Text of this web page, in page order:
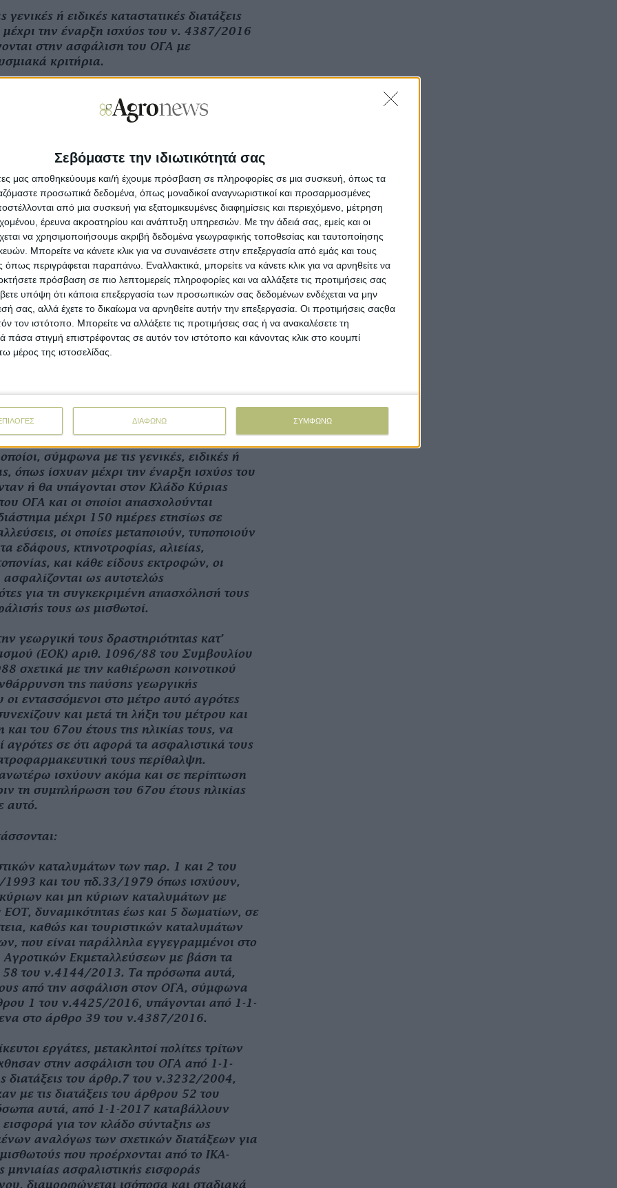
Σεβόμαστε την ιδιωτικότητά σας
μας αποθηκεύουμε και/ή έχουμε πρόσβαση σε πληροφορίες σε μια συσκευή, όπως τα
προσωπικά δεδομένα, όπως μοναδικοί αναγνωριστικοί και προσαρμοσμένες
από μια συσκευή για εξατομικευμένες διαφημίσεις και περιεχόμενο, μέτρηση
έρευνα ακροατηρίου και ανάπτυξη υπηρεσιών. Με την άδειά σας, εμείς και οι
να χρησιμοποιήσουμε ακριβή δεδομένα γεωγραφικής τοποθεσίας και ταυτοποίησης
Μπορείτε να κάνετε κλικ για να συναινέσετε στην επεξεργασία από εμάς και τους
περιγράφεται παραπάνω. Εναλλακτικά, μπορείτε να κάνετε κλικ για να αρνηθείτε να
πρόσβαση σε πιο λεπτομερείς πληροφορίες και να αλλάξετε τις προτιμήσεις σας
υπόψη ότι κάποια επεξεργασία των προσωπικών σας δεδομένων ενδέχεται να μην
σας, αλλά έχετε το δικαίωμα να αρνηθείτε αυτήν την επεξεργασία. Οι προτιμήσεις σαςθα
τον ιστότοπο. Μπορείτε να αλλάξετε τις προτιμήσεις σας ή να ανακαλέσετε τη
στιγμή επιστρέφοντας σε αυτόν τον ιστότοπο και κάνοντας κλικ στο κουμπί
μέρος της ιστοσελίδας.
ΔΙΑΦΩΝΩ ΣΥΜΦΩΝΩ
ή ειδικές καταστατικές διατάξεις
την έναρξη ισχύος του ν. 4387/2016
στην ασφάλιση του ΟΓΑ με
κριτήρια.
τουλάχιστον για μια 5ετία αγρότες,
Μητρώο Αγροτών, καθώς και τα φυσικά
σε επιδοτούμενα προγράμματα
νέων γεωργών, που εγκαθιστούν
συνολικής ισχύος μέχρι 100kw.
αγροτική οικονομία, πρώην
που έχουν ενταχθεί στα επενδυτικά
ανάπτυξη, όπως αυτά του
αγροβιοτεχνίας, στο πλαίσιο κανονισμών
για τον σκοπό αυτό.
αγρότες και αγρότισσες που είναι
Συνεταιρισμών καθώς και οι
σε παραγωγούς αγροτικών
σε λαϊκές αγορές.
τέκνα οικογένειας, σε περίπτωση
εκμετάλλευσης. Επίσης, τα μέλη
αλιευτικού σκάφους.
σε αγροτικές εργασίες, οποίοι
προαιρετικά στην ασφάλιση.
σύμφωνα με τις γενικές, ειδικές ή
όπως ίσχυαν μέχρι την έναρξη ισχύος του
ή θα υπάγονται στον Κλάδο Κύριας
ΟΓΑ και οι οποίοι απασχολούνται
μέχρι 150 ημέρες ετησίως σε
οι οποίες μεταποιούν, τυποποιούν
εδάφους, κτηνοτροφίας, αλιείας,
και κάθε είδους εκτροφών, οι
ασφαλίζονται ως αυτοτελώς
για τη συγκεκριμένη απασχόλησή τους
τους ως μισθωτοί.
γεωργική τους δραστηριότητας κατ’
(ΕΟΚ) αριθ. 1096/88 του Συμβουλίου
σχετικά με την καθιέρωση κοινοτικού
της παύσης γεωργικής
οι εντασσόμενοι στο μέτρο αυτό αγρότες
και μετά τη λήξη του μέτρου και
του 67ου έτους της ηλικίας τους, να
αγρότες σε ότι αφορά τα ασφαλιστικά τους
τους περίθαλψη.
ανωτέρω ισχύουν ακόμα και σε περίπτωση
τη συμπλήρωση του 67ου έτους ηλικίας
αυτό.
καταλυμάτων των παρ. 1 και 2 του
και του πδ.33/1979 όπως ισχύουν,
και μη κύριων καταλυμάτων με
ΕΟΤ, δυναμικότητας έως και 5 δωματίων, σε
καθώς και τουριστικών καταλυμάτων
που είναι παράλληλα εγγεγραμμένοι στο
Εκμεταλλεύσεων με βάση τα
58 του ν.4144/2013. Τα πρόσωπα αυτά,
από την ασφάλιση στον ΟΓΑ, σύμφωνα
1 του ν.4425/2016, υπάγονται από 1-1-
στο άρθρο 39 του ν.4387/2016.
εργάτες, μετακλητοί πολίτες τρίτων
στην ασφάλιση του ΟΓΑ από 1-1-
διατάξεις του άρθρ.7 του ν.3232/2004,
με τις διατάξεις του άρθρου 52 του
αυτά, από 1-1-2017 καταβάλλουν
εισφορά για τον κλάδο σύνταξης ως
αναλόγως των σχετικών διατάξεων για
που προέρχονται από το ΙΚΑ-
ασφαλιστικής εισφοράς
διαμορφώνεται ισόποσα και σταδιακά